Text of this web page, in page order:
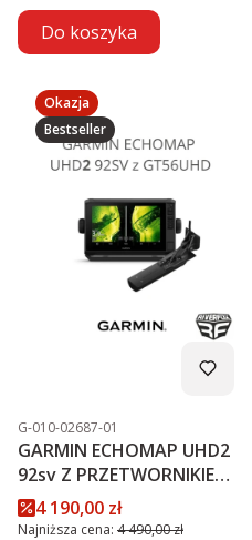
Do koszyka
Okazja
Bestseller
Kod produktu
G-010-02687-01
GARMIN ECHOMAP UHD2
92sv Z PRZETWORNIKIEM
GT56UHD-TM PROMOCJA
Cena promocyjna
4 190,00 zł
Najniższa cena: 4 490,00 zł